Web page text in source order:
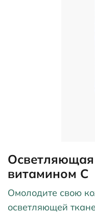
Осветляющая
витамином С
Омолодите свою
осветляющей